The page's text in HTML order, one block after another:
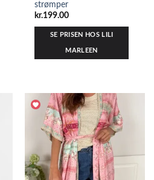
strømper
kr.199.00
SE PRISEN HOS LILI
MARLEEN